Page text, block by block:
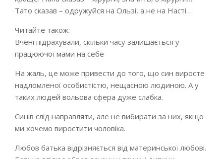
Тато сказав – одружуйся на Ользі, а не на Насті…
Читайте також:
Вчені підрахували, скільки часу залишається у
працюючої мами на себе
На жаль, це може привести до того, що син виросте
надломленої особистістю, нещасною людиною. А у
таких людей вольова сфера дуже слабка.
Синів слід направляти, але не вибирати за них, якщо
ми хочемо виростити чоловіка.
Любов батька відрізняється від материнської любові.